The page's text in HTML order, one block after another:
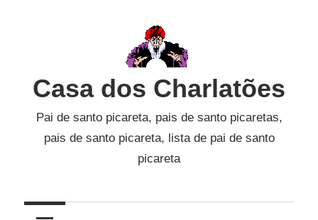
Casa dos Charlatões
Pai de santo picareta, pais de santo picaretas,
pais de santo picareta, lista de pai de santo
picareta